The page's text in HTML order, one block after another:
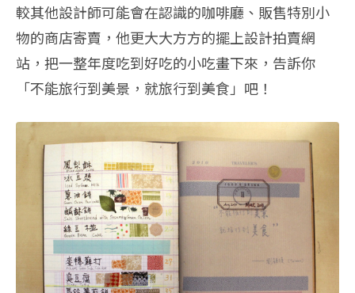
較其他設計師可能會在認識的咖啡廳、販售特別小
物的商店寄賣，他更大大方方的擺上設計拍賣網
站，把一整年度吃到好吃的小吃畫下來，告訴你
「不能旅行到美景，就旅行到美食」吧！